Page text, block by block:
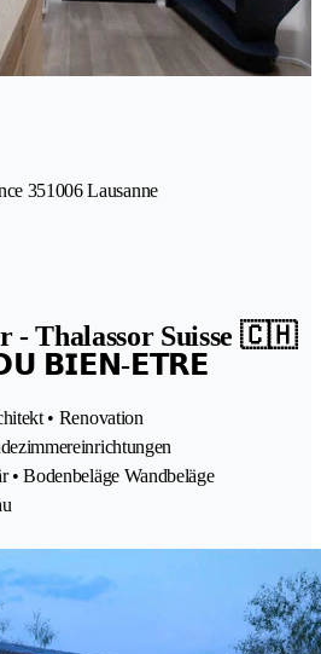
351006 Lausanne
- Thalassor Suisse 🇨🇭
𝗕𝗜𝗘𝗡-𝗘𝗧𝗥𝗘
• Renovation
• Bodenbeläge Wandbeläge